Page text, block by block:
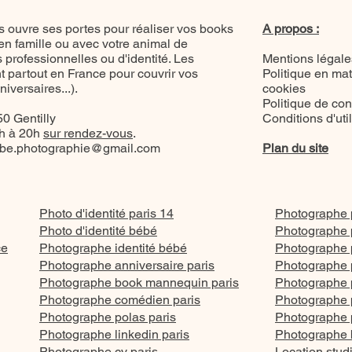
ouvre ses portes pour réaliser vos books
famille ou avec votre animal de
ou d'identité. Les
partout en France pour couvrir vos
Gentilly
à 20h sur rendez-vous.
A propos :
Mentions
Politique en
cookies
Politique de
Conditions
Plan du site
Photo d'identité paris 14
Photo d'identité bébé
Photographe identité bébé
Photographe anniversaire paris
Photographe book mannequin paris
Photographe comédien paris
Photographe polas paris
Photographe linkedin paris
Photographe
Photographe
Photographe
Photographe
Photographe
Photographe
Photographe
Photographe